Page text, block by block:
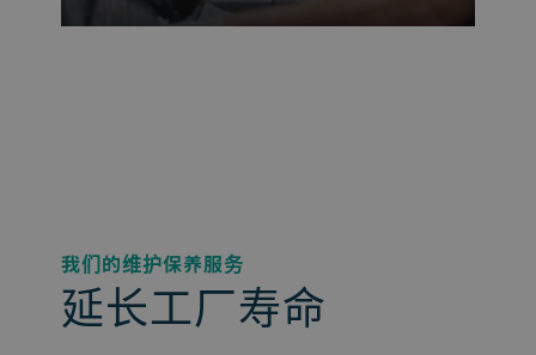
增强性能，大幅提升盈利能力
我们的维护保养服务
延长工厂寿命